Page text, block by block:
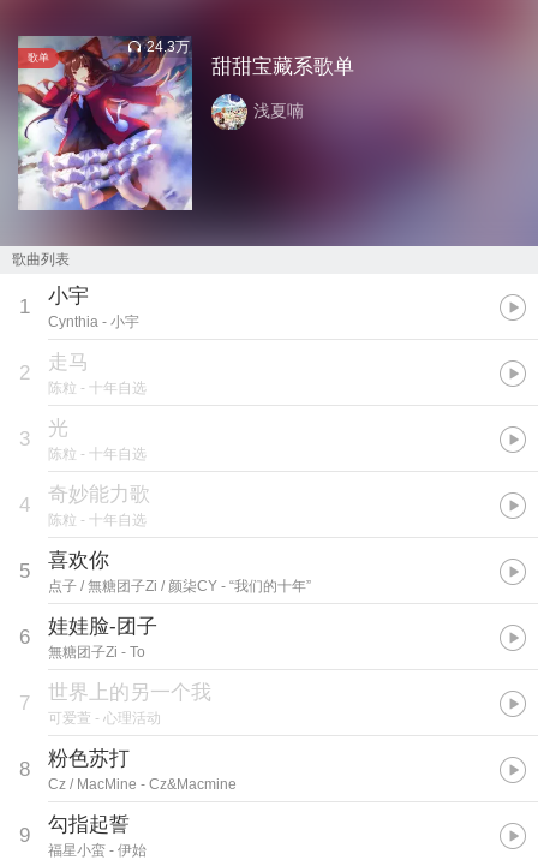
歌单
24.3万
甜甜宝藏系歌单
浅夏喃
歌曲列表
1 小宇
Cynthia - 小宇
2 走马
陈粒 - 十年自选
3 光
陈粒 - 十年自选
4 奇妙能力歌
陈粒 - 十年自选
5 喜欢你
点子 / 無糖团子Zi / 颜柒CY - “我们的十年”
6 娃娃脸-团子
無糖团子Zi - To
7 世界上的另一个我
可爱萱 - 心理活动
8 粉色苏打
Cz / MacMine - Cz&Macmine
9 勾指起誓
福星小蛮 - 伊始